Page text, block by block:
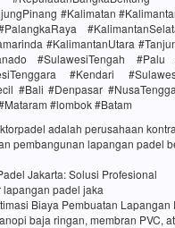
#Kalimatan
#KalimantanUtara
#SulawesiTengah #Palu
#Kendari
#Bali #Denpasar
#lombok #Batam
adalah perusahaan
pembangunan lapangan padel
Jakarta: Solusi Profesional
lapangan padel jaka
Biaya Pembuatan Lapangan
baja ringan, membran PVC,